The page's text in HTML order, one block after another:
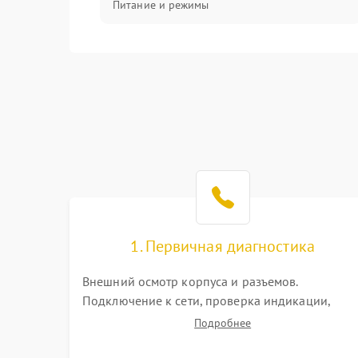
Питание и режимы
1. Первичная диагностика
Внешний осмотр корпуса и разъемов.
Подключение к сети, проверка индикации,
звуковых сигналов и кодов ошибок. Измерение
Подробнее